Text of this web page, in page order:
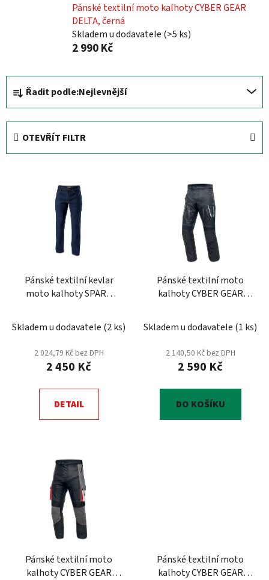
Pánské textilní moto kalhoty CYBER GEAR
DELTA, černá
Skladem u dodavatele (>5 ks)
2 990 Kč
Ř
a
z
Řadit podle:Nejlevnější
OTEVŘÍT FILTR
k
Pánské textilní kevlar
moto kalhoty SPARK
Skladem u dodavatele (2 ks)
2 024,79 Kč bez DPH
2 450 Kč
DETAIL
Pánské textilní moto
kalhoty CYBER GEAR
Skladem u dodavatele (1 ks)
2 140,50 Kč bez DPH
2 590 Kč
DO KOŠÍKU
Pánské textilní moto
kalhoty CYBER GEAR
Pánské textilní moto
kalhoty CYBER GEAR